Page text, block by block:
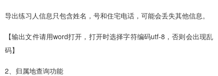
导出练习人信息只包含姓名，号和住宅电话，可能会丢失其他信息。
【输出文件请用word打开，打开时选择字符编码utf-8，否则会出现乱
码】
2、归属地查询功能